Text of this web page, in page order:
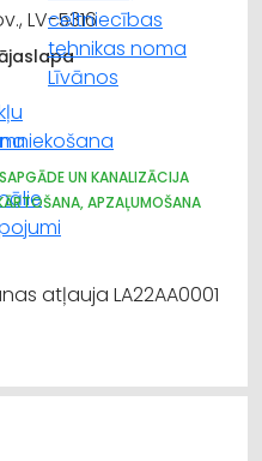
LV-5316
UN KANALIZĀCIJA
APZAĻUMOŠANA
atļauja LA22AA0001